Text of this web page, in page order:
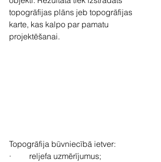
topogrāfijas plāns jeb topogrāfijas
karte, kas kalpo par pamatu
projektēšanai.
Topogrāfija būvniecībā ietver:
·         reljefa uzmērījumus;